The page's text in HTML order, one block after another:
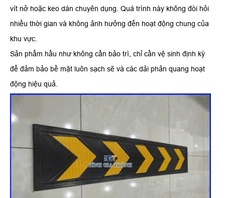
vít nở hoặc keo dán chuyên dụng. Quá trình này không đòi hỏi
nhiều thời gian và không ảnh hưởng đến hoạt động chung của
khu vực.
​Sản phẩm hầu như không cần bảo trì, chỉ cần vệ sinh định kỳ
để đảm bảo bề mặt luôn sạch sẽ và các dải phản quang hoạt
động hiệu quả.